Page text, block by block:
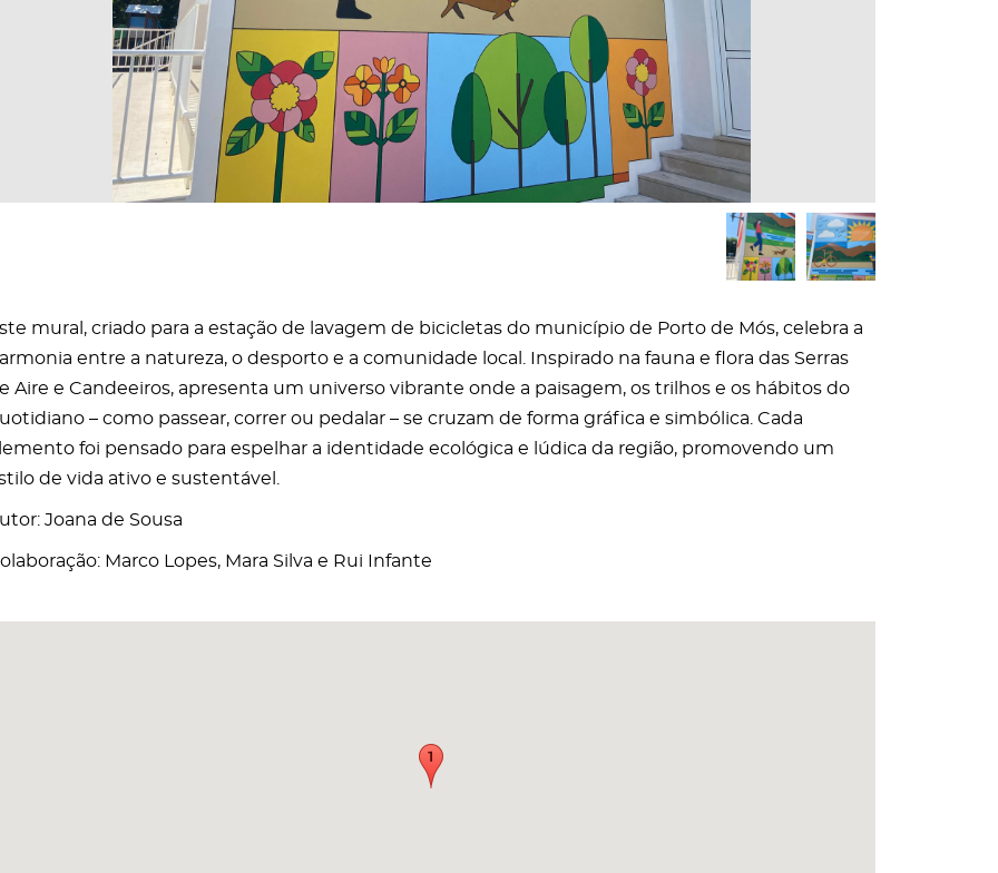
mural, criado para a estação de lavagem de bicicletas do município de Porto de Mós, celebra a
entre a natureza, o desporto e a comunidade local. Inspirado na fauna e flora das Serras
Aire e Candeeiros, apresenta um universo vibrante onde a paisagem, os trilhos e os hábitos do
– como passear, correr ou pedalar – se cruzam de forma gráfica e simbólica. Cada
foi pensado para espelhar a identidade ecológica e lúdica da região, promovendo um
de vida ativo e sustentável.
Joana de Sousa
Marco Lopes, Mara Silva e Rui Infante